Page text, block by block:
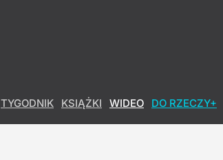
TYGODNIK KSIĄŻKI WIDEO DO RZECZY+